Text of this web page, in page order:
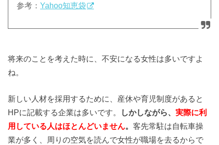
参考：Yahoo知恵袋
将来のことを考えた時に、不安になる女性は多いですよ
ね。
新しい人材を採用するために、産休や育児制度があると
HPに記載する企業は多いです。
しかしながら、実際に利
用している人はほとんどいません。客先常駐は自転車操
業が多く、周りの空気を読んで女性が職場を去るからで